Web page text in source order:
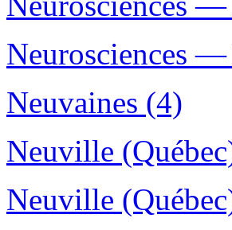
Neurosciences
Neuvaines (4)
Neuville
Neuville